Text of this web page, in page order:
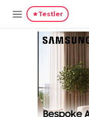
Testler